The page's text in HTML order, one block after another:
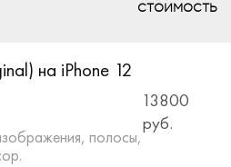
СТОИМОСТЬ
на iPhone 12
полосы,
13800
руб.